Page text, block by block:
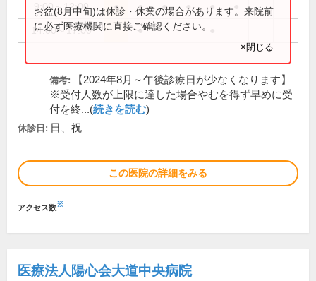
9:00～12:00 ● ● ● ● ●
14:00～17:00 ●
お盆(8月中旬)は休診・休業の場合があります。来院前
に必ず医療機関に直接ご確認ください。
×閉じる
備考:
【2024年8月～午後診療日が少なくなります】
※受付人数が上限に達した場合やむを得ず早めに受
付を終...(続きを読む)
休診日: 日、祝
この医院の詳細をみる
アクセス数※
医療法人陽心会大道中央病院